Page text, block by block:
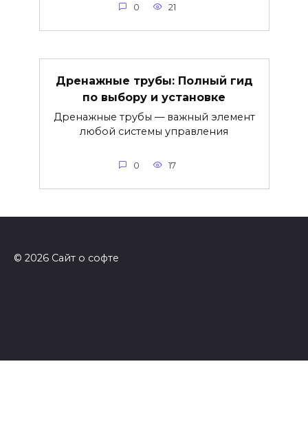
0 21
Дренажные трубы: Полный гид
по выбору и установке
Дренажные трубы — важный элемент
любой системы управления
0 17
© 2026 Сайт о софте